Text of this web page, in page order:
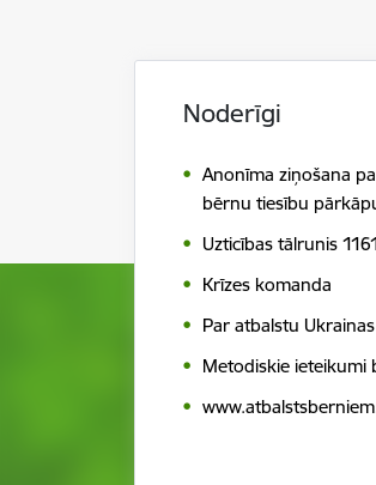
Noderīgi
Anonīma ziņošana
bērnu tiesību
Uzticības tālrunis
Krīzes komanda
Par atbalstu
Metodiskie ieteikumi